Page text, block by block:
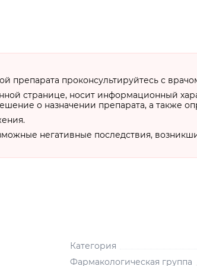
препарата проконсультируйтесь с
странице, носит информационный
о назначении препарата, а также
негативные последствия,
Категория
Фармакологическая группа